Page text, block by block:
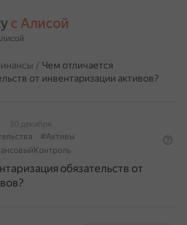
с Алисой
/ Чем отличается
от инвентаризации активов?
30 декабря
#Активы
обязательств от